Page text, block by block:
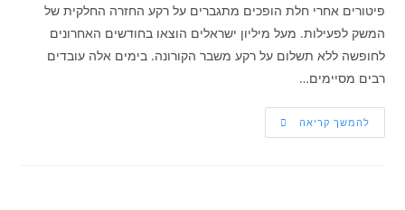
פיטורים אחרי חלת הופכים מתגברים על רקע החזרה החלקית של
המשק לפעילות. מעל מיליון ישראלים הוצאו בחודשים האחרונים
לחופשה ללא תשלום על רקע משבר הקורונה. בימים אלה עובדים
רבים מסיימים…
להמשך קריאה